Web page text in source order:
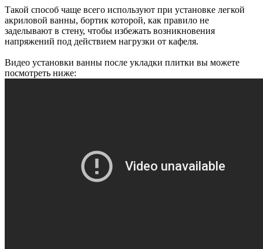
Такой способ чаще всего используют при установке легкой
акриловой ванны, бортик которой, как правило не
заделывают в стену, чтобы избежать возникновения
напряжений под действием нагрузки от кафеля.
Видео установки ванны после укладки плитки вы можете
посмотреть ниже: